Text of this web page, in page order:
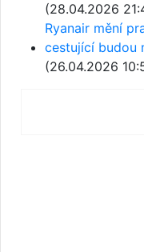
(28.04.2026
Ryanair mění
cestující budou
(26.04.2026